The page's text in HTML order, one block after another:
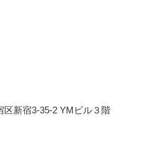
区新宿3-35-2 YMビル３階